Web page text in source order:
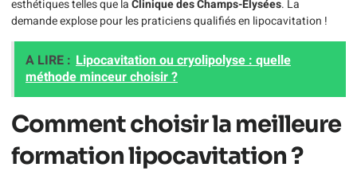
esthétiques telles que laClinique des Champs-Élysées. La
demande explose pour les praticiens qualifiés en lipocavitation !
A LIRE : Lipocavitation ou cryolipolyse : quelle
méthode minceur choisir ?
Comment choisir la meilleure
formation lipocavitation ?